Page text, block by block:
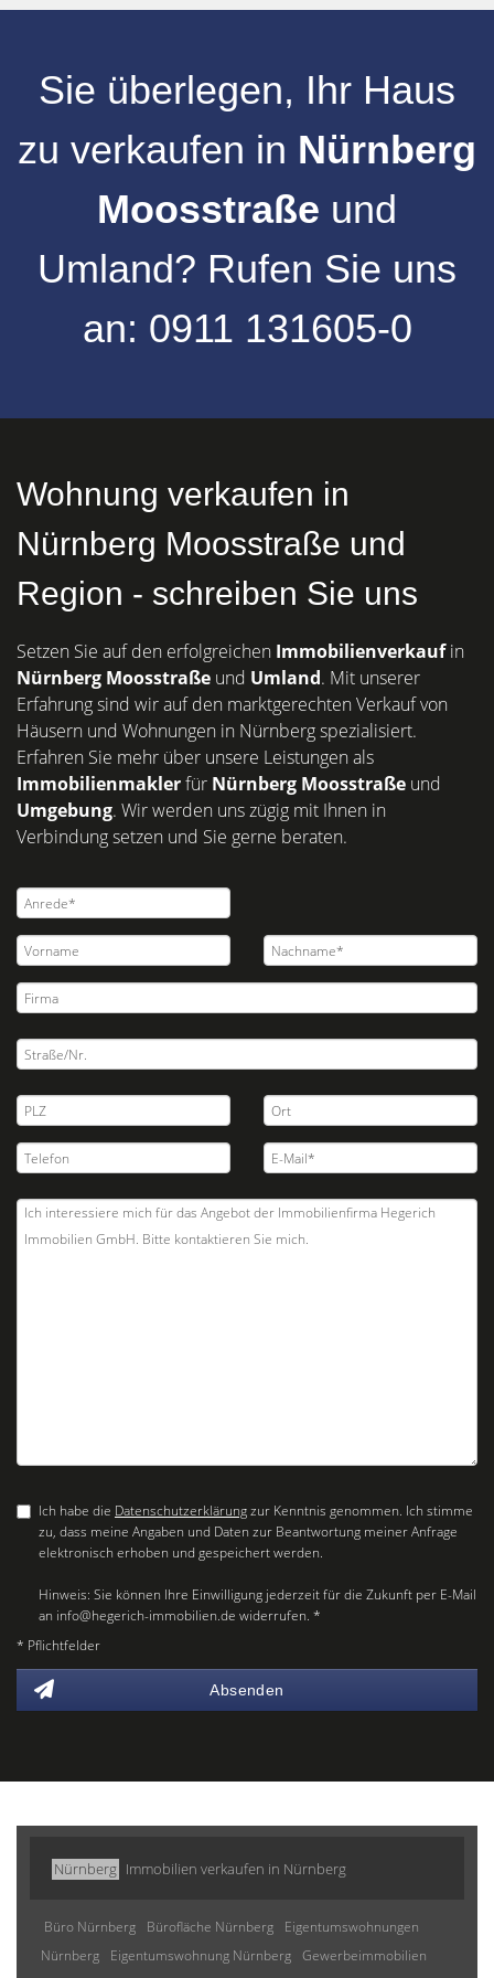
Sie überlegen, Ihr Haus
zu verkaufen in Nürnberg
Moosstraße und
Umland? Rufen Sie uns
an: 0911 131605-0
Wohnung verkaufen in
Nürnberg Moosstraße und
Region - schreiben Sie uns
Setzen Sie auf den erfolgreichen Immobilienverkaufin
Nürnberg Moosstraße und Umland. Mit unserer
Erfahrung sind wir auf den marktgerechten Verkauf von
Häusern und Wohnungen in Nürnberg spezialisiert.
Erfahren Sie mehr über unsere Leistungen als
Immobilienmaklerfür Nürnberg Moosstraße und
Umgebung. Wir werden uns zügig mit Ihnen in
Verbindung setzen und Sie gerne beraten.
Ich habe die Datenschutzerklärungzur Kenntnis genommen. Ich stimme
zu, dass meine Angaben und Daten zur Beantwortung meiner Anfrage
elektronisch erhoben und gespeichert werden.
Hinweis: Sie können Ihre Einwilligung jederzeit für die Zukunft per E-Mail
an info@hegerich-immobilien.de widerrufen. *
* Pflichtfelder
Absenden
Nürnberg Immobilien verkaufen in Nürnberg
Büro Nürnberg Bürofläche Nürnberg
Eigentumswohnungen
Nürnberg
Eigentumswohnung Nürnberg Gewerbeimmobilien